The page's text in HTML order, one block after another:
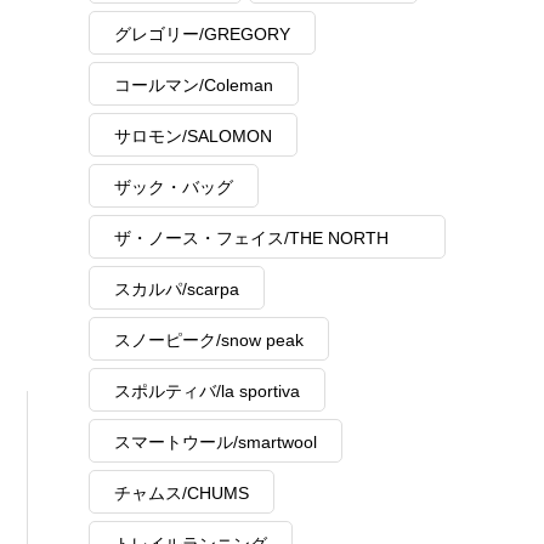
グレゴリー/GREGORY
コールマン/Coleman
サロモン/SALOMON
ザック・バッグ
ザ・ノース・フェイス/THE NORTH
FACE
スカルパ/scarpa
スノーピーク/snow peak
スポルティバ/la sportiva
スマートウール/smartwool
チャムス/CHUMS